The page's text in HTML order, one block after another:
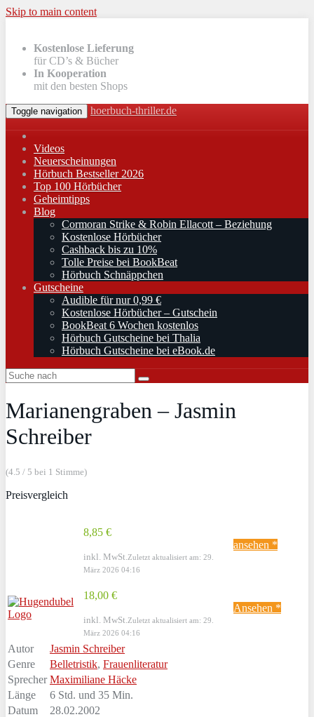
Skip to main content
Kostenlose Lieferung
für CD’s & Bücher
In Kooperation
mit den besten Shops
Toggle navigation hoerbuch-thriller.de
Videos
Neuerscheinungen
Hörbuch Bestseller 2026
Top 100 Hörbücher
Geheimtipps
Blog
Cormoran Strike & Robin Ellacott – Beziehung
Kostenlose Hörbücher
Cashback bis zu 10%
Tolle Preise bei BookBeat
Hörbuch Schnäppchen
Gutscheine
Audible für nur 0,99 €
Kostenlose Hörbücher – Gutschein
BookBeat 6 Wochen kostenlos
Hörbuch Gutscheine bei Thalia
Hörbuch Gutscheine bei eBook.de
Marianengraben – Jasmin
Schreiber
(4.5 / 5 bei 1 Stimme)
Preisvergleich
8,85 €
inkl. MwSt. Zuletzt aktualisiert am: 29.
März 2026 04:16
ansehen *
18,00 €
inkl. MwSt. Zuletzt aktualisiert am: 29.
März 2026 04:16
Ansehen *
Autor
Jasmin Schreiber
Genre
Belletristik, Frauenliteratur
Sprecher Maximiliane Häcke
Länge
6 Std. und 35 Min.
Datum
28.02.2002